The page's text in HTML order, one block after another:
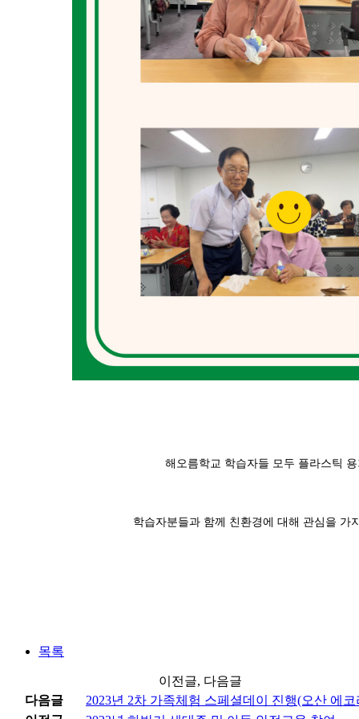
해오름학교 학습자들 모두 플라스틱
학습자분들과 함께 친환경에 대해 관심을 가
목록
이전글, 다음글
다음글
2023년 2차 가족체험 스페셜데이 진행(오산 에코